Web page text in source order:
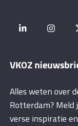
VKOZ
Alles weten over
Rotterdam? Meld
verse inspiratie